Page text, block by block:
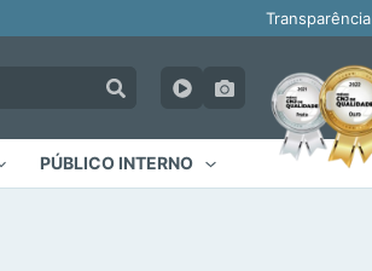
Transparência
PÚBLICO INTERNO